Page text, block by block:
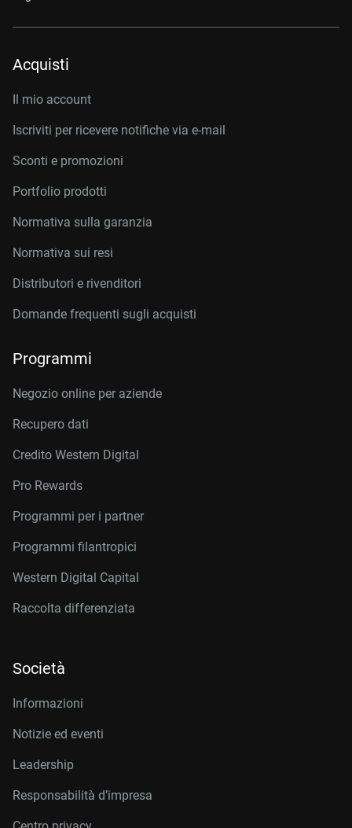
Acquisti
Il mio account
Iscriviti per ricevere notifiche via e-mail
Sconti e promozioni
Portfolio prodotti
Normativa sulla garanzia
Normativa sui resi
Distributori e rivenditori
Domande frequenti sugli acquisti
Programmi
Negozio online per aziende
Recupero dati
Credito Western Digital
Pro Rewards
Programmi per i partner
Programmi filantropici
Western Digital Capital
Raccolta differenziata
Società
Informazioni
Notizie ed eventi
Leadership
Responsabilità d’impresa